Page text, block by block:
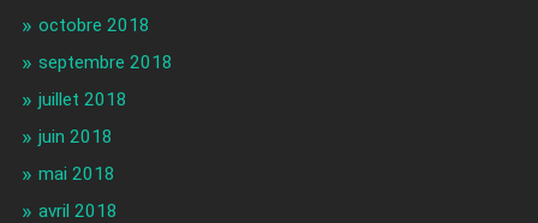
octobre 2018
septembre 2018
juillet 2018
juin 2018
mai 2018
avril 2018